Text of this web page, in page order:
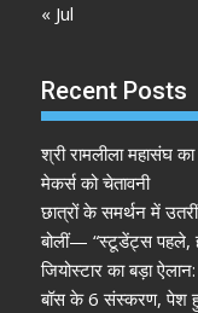
« Jul
Recent Posts
श्री रामलीला महासंघ
मेकर्स को चेतावनी
छात्रों के समर्थन में
बोलीं— “स्टूडेंट्स पहले,
जियोस्टार का बड़ा
बॉस के 6 संस्करण, पेश हुई